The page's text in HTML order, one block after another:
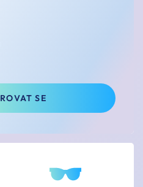
SE